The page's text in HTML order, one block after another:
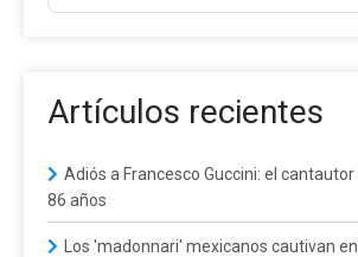
Artículos recientes
Adiós a Francesco Guccini: el
86 años
Los 'madonnari' mexicanos cautivan